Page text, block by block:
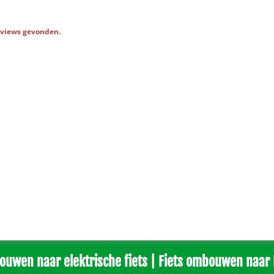
gevonden.
naar elektrische fiets | Fiets ombouwen naar